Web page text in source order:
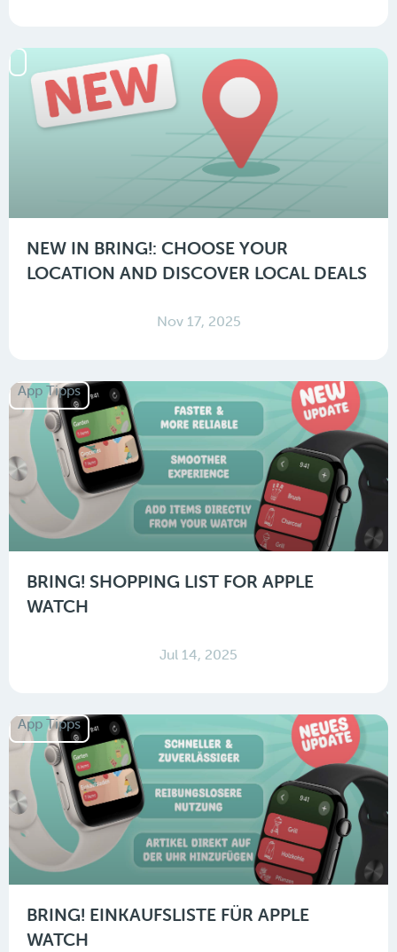
NEW IN BRING!: CHOOSE YOUR
LOCATION AND DISCOVER LOCAL DEALS
Nov 17, 2025
App Tipps
BRING! SHOPPING LIST FOR APPLE
WATCH
Jul 14, 2025
App Tipps
BRING! EINKAUFSLISTE FÜR APPLE
WATCH